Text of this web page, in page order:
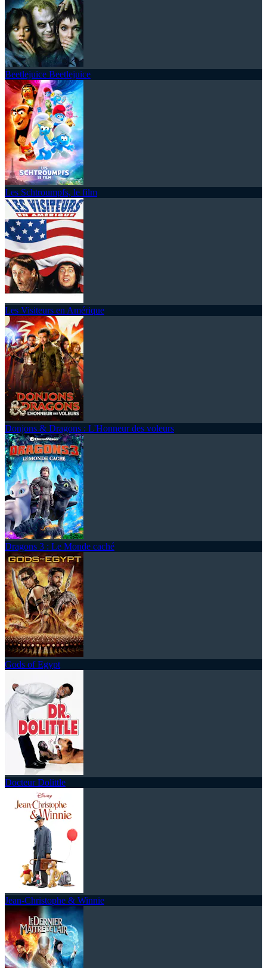
Beetlejuice Beetlejuice
Les Schtroumpfs, le film
Les Visiteurs en Amérique
Donjons & Dragons : L'Honneur des voleurs
Dragons 3 : Le Monde caché
Gods of Egypt
Docteur Dolittle
Jean-Christophe & Winnie